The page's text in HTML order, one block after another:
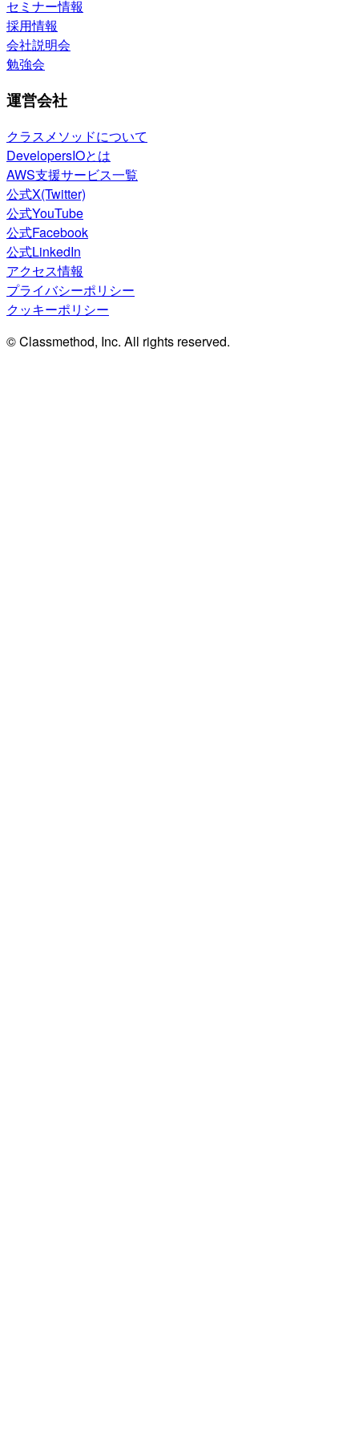
セミナー情報
採用情報
会社説明会
勉強会
運営会社
クラスメソッドについて
DevelopersIOとは
AWS支援サービス一覧
公式X(Twitter)
公式YouTube
公式Facebook
公式LinkedIn
アクセス情報
プライバシーポリシー
クッキーポリシー
© Classmethod, Inc. All rights reserved.